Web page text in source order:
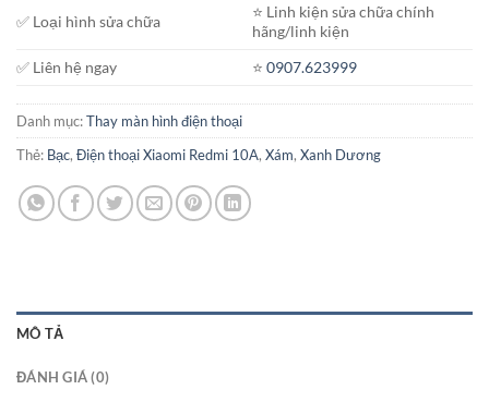
✅ Loại hình sửa chữa
⭐️ Linh kiện sửa chữa chính
hãng/linh kiện
✅ Liên hệ ngay
⭐️0907.623999
Danh mục:Thay màn hình điện thoại
Thẻ: Bạc, Điện thoại Xiaomi Redmi 10A, Xám, Xanh Dương
MÔ TẢ
ĐÁNH GIÁ (0)